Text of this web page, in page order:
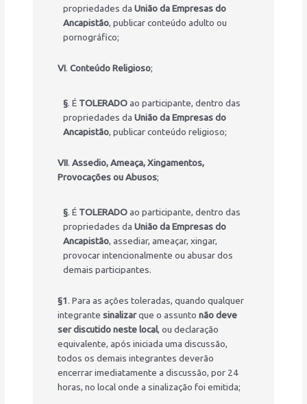
propriedades da União da Empresas do
Ancapistão, publicar conteúdo adulto ou
pornográfico;
VI. Conteúdo Religioso;
§. É TOLERADOao participante, dentro das
propriedades da União da Empresas do
Ancapistão, publicar conteúdo religioso;
VII. Assedio, Ameaça, Xingamentos,
Provocações ou Abusos;
§. É TOLERADOao participante, dentro das
propriedades da União da Empresas do
Ancapistão, assediar, ameaçar, xingar,
provocar intencionalmente ou abusar dos
demais participantes.
§1. Para as ações toleradas, quando qualquer
integrante sinalizarque o assunto não deve
ser discutido neste local, ou declaração
equivalente, após iniciada uma discussão,
todos os demais integrantes deverão
encerrar imediatamente a discussão, por 24
horas, no local onde a sinalização foi emitida;